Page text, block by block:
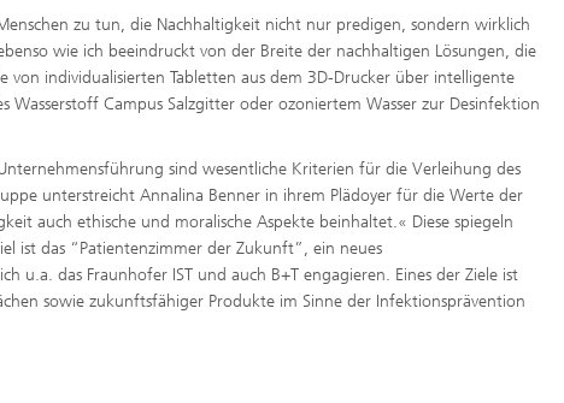
zu tun, die Nachhaltigkeit nicht nur predigen, sondern wirklich
wie ich beeindruckt von der Breite der nachhaltigen Lösungen, die
von individualisierten Tabletten aus dem 3D-Drucker über intelligente
Campus Salzgitter oder ozoniertem Wasser zur Desinfektion
sind wesentliche Kriterien für die Verleihung des
unterstreicht Annalina Benner in ihrem Plädoyer für die Werte der
auch ethische und moralische Aspekte beinhaltet.« Diese spiegeln
ist das “Patientenzimmer der Zukunft”, ein neues
u.a. das Fraunhofer IST und auch B+T engagieren. Eines der Ziele ist
sowie zukunftsfähiger Produkte im Sinne der Infektionsprävention